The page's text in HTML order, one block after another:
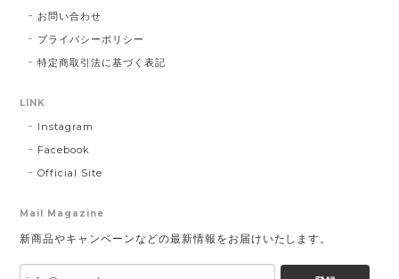
お問い合わせ
プライバシーポリシー
特定商取引法に基づく表記
LINK
Instagram
Facebook
Official Site
Mail Magazine
新商品やキャンペーンなどの最新情報をお届けいたします。